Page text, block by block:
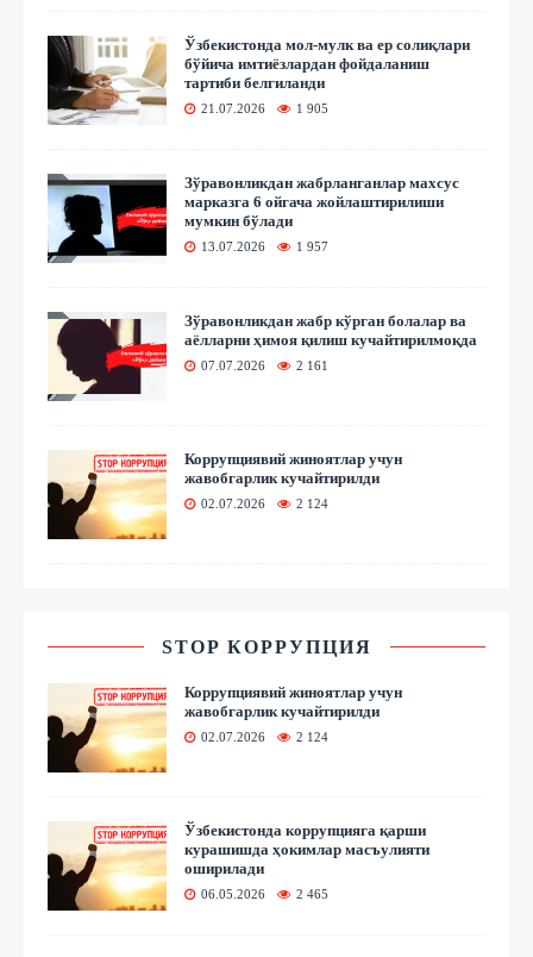
Ўзбекистонда мол-мулк ва ер солиқлари
бўйича имтиёзлардан фойдаланиш
тартиби белгиланди
21.07.2026 1 905
Зўравонликдан жабрланганлар махсус
марказга 6 ойгача жойлаштирилиши
мумкин бўлади
13.07.2026 1 957
Зўравонликдан жабр кўрган болалар ва
аёлларни ҳимоя қилиш кучайтирилмоқда
07.07.2026 2 161
Коррупциявий жиноятлар учун
жавобгарлик кучайтирилди
02.07.2026 2 124
STOP КОРРУПЦИЯ
Коррупциявий жиноятлар учун
жавобгарлик кучайтирилди
02.07.2026 2 124
Ўзбекистонда коррупцияга қарши
курашишда ҳокимлар масъулияти
оширилади
06.05.2026 2 465